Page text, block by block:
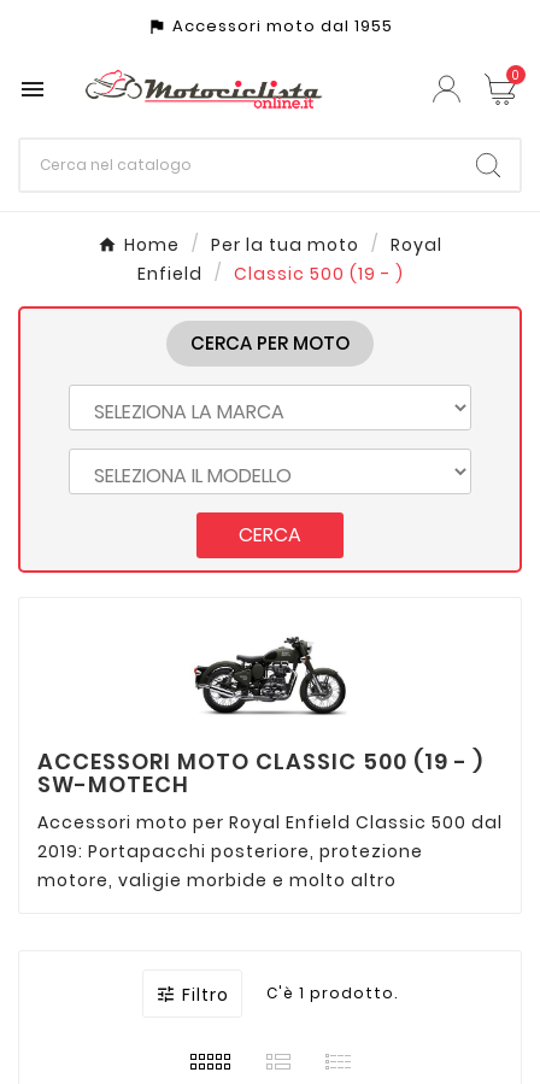
assistant_photo Accessori moto dal 1955
 0
Home Per la tua moto
Royal
Enfield
Classic 500 (19 - )
CERCA PER MOTO
CERCA
ACCESSORI MOTO CLASSIC 500 (19 - )
SW-MOTECH
Accessori moto per Royal Enfield Classic 500 dal
2019: Portapacchi posteriore, protezione
motore, valigie morbide e molto altro
 Filtro C'è 1 prodotto.